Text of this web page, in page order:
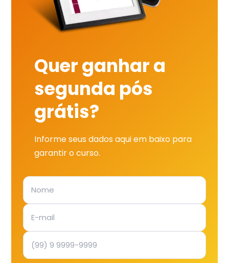
Quer ganhar a
segunda pós
grátis?
Informe seus dados aqui em baixo para
garantir o curso.